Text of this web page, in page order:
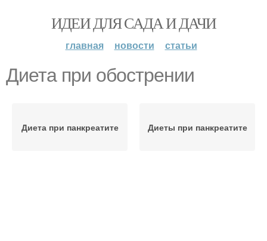
ИДЕИ ДЛЯ САДА И ДАЧИ
главная новости статьи
Диета при обострении
Диета при панкреатите Диеты при панкреатите